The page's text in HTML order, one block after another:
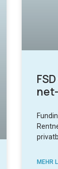
MEHR